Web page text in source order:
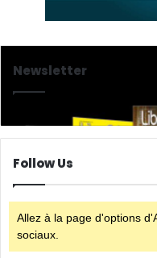
Newsletter
Follow Us
Allez à la page d'options
sociaux.